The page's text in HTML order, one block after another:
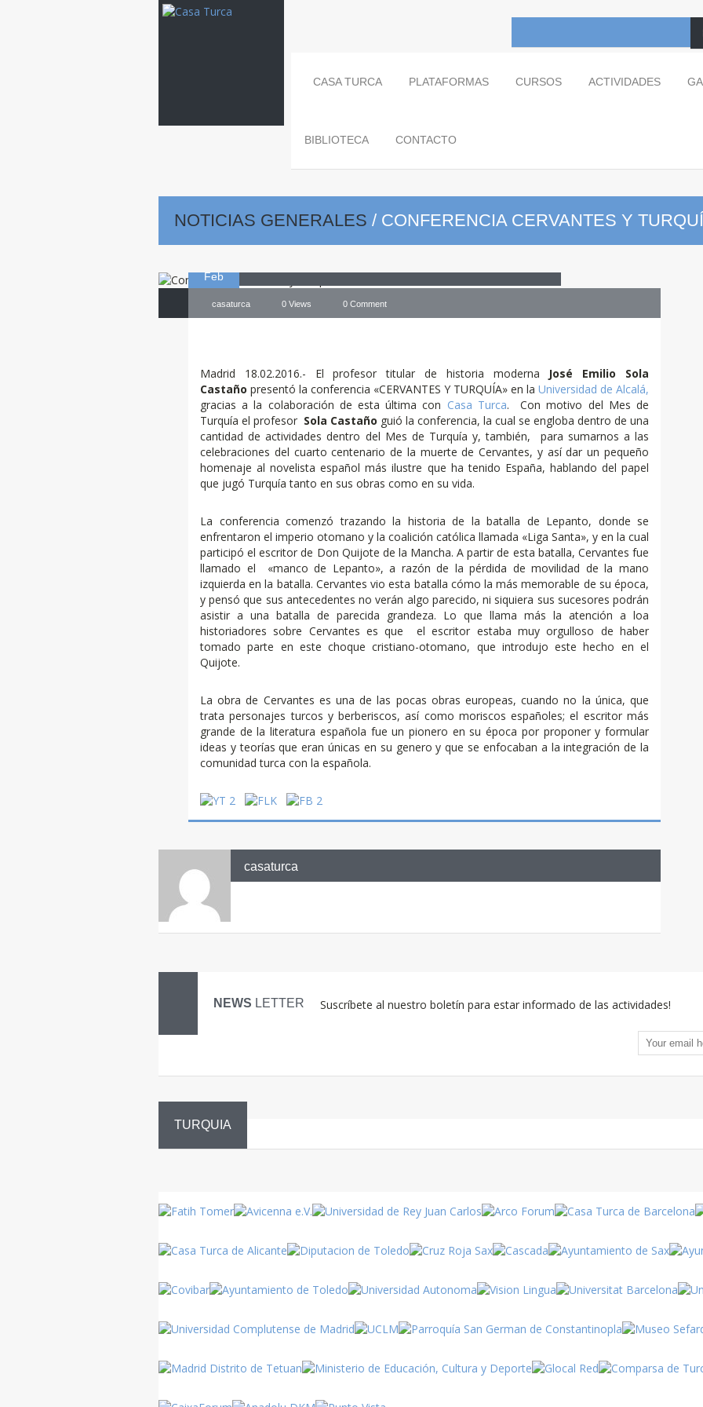
CASA TURCA PLATAFORMAS CURSOS ACTIVIDADES
BIBLIOTECA CONTACTO
NOTICIAS GENERALES / CONFERENCIA CERVANTES Y
Feb
casaturca 0 Views 0 Comment
Madrid 18.02.2016.- El profesor titular de historia moderna José Emilio Sola
Castaño presentó la conferencia «CERVANTES Y TURQUÍA» en la Universidad de Alcalá,
gracias a la colaboración de esta última con Casa Turca. Con motivo del Mes de
Turquía el profesor Sola Castaño guió la conferencia, la cual se engloba dentro de una
cantidad de actividades dentro del Mes de Turquía y, también, para sumarnos a las
celebraciones del cuarto centenario de la muerte de Cervantes, y así dar un pequeño
homenaje al novelista español más ilustre que ha tenido España, hablando del papel
que jugó Turquía tanto en sus obras como en su vida.
La conferencia comenzó trazando la historia de la batalla de Lepanto, donde se
enfrentaron el imperio otomano y la coalición católica llamada «Liga Santa», y en la cual
participó el escritor de Don Quijote de la Mancha. A partir de esta batalla, Cervantes fue
llamado el «manco de Lepanto», a razón de la pérdida de movilidad de la mano
izquierda en la batalla. Cervantes vio esta batalla cómo la más memorable de su época,
y pensó que sus antecedentes no verán algo parecido, ni siquiera sus sucesores podrán
asistir a una batalla de parecida grandeza. Lo que llama más la atención a loa
historiadores sobre Cervantes es que el escritor estaba muy orgulloso de haber
tomado parte en este choque cristiano-otomano, que introdujo este hecho en el
Quijote.
La obra de Cervantes es una de las pocas obras europeas, cuando no la única, que
trata personajes turcos y berberiscos, así como moriscos españoles; el escritor más
grande de la literatura española fue un pionero en su época por proponer y formular
ideas y teorías que eran únicas en su genero y que se enfocaban a la integración de la
comunidad turca con la española.
casaturca
NEWS LETTER Suscríbete al nuestro boletín para estar informado de las actividades!
TURQUIA
Turquía Turquía Turquía